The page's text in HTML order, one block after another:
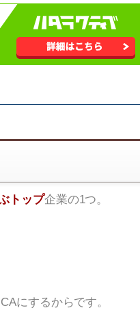
トップ企業の1つ。
にするからです。